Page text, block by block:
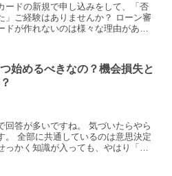
ードの新規で申し込みをして、「否
」ご経験はありませんか？ ローン審
が作れないのは様々な理由があり
始めるべきなの？機会損失と
回答が多いですね。 気づいたらやら
。 全部に共通しているのは意思決定
っかく知識が入っても、やはり「大